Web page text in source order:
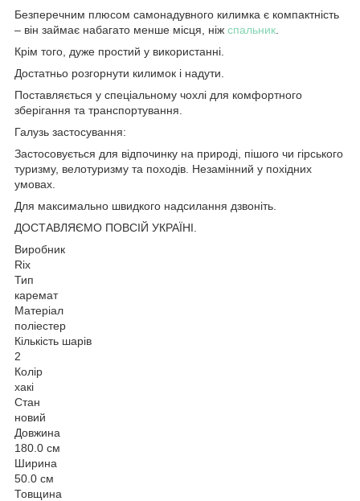
Безперечним плюсом самонадувного килимка є компактність
– він займає набагато менше місця, ніж спальник
Крім того, дуже простий у використанні.
Достатньо розгорнути килимок і надути.
Поставляється у спеціальному чохлі для комфортного
зберігання та транспортування.
Галузь застосування:
Застосовується для відпочинку на природі, пішого чи гірського
туризму, велотуризму та походів. Незамінний у похідних
умовах.
Для максимально швидкого надсилання дзвоніть.
ДОСТАВЛЯЄМО ПОВСІЙ УКРАЇНІ.
Виробник
Rix
Тип
каремат
Матеріал
поліестер
Кількість шарів
2
Колір
хакі
Стан
новий
Довжина
180.0 см
Ширина
50.0 см
Товщина